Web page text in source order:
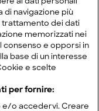
navigazione più
trattamento dei dati
memorizzati nei
consenso e opporsi in
base di un interesse
e scelte
per fornire:
e/o accedervi. Creare